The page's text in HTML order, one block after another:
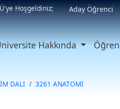
Hoşgeldiniz; Aday Öğrenci
Hakkında
DALI 3261 ANATOMİ